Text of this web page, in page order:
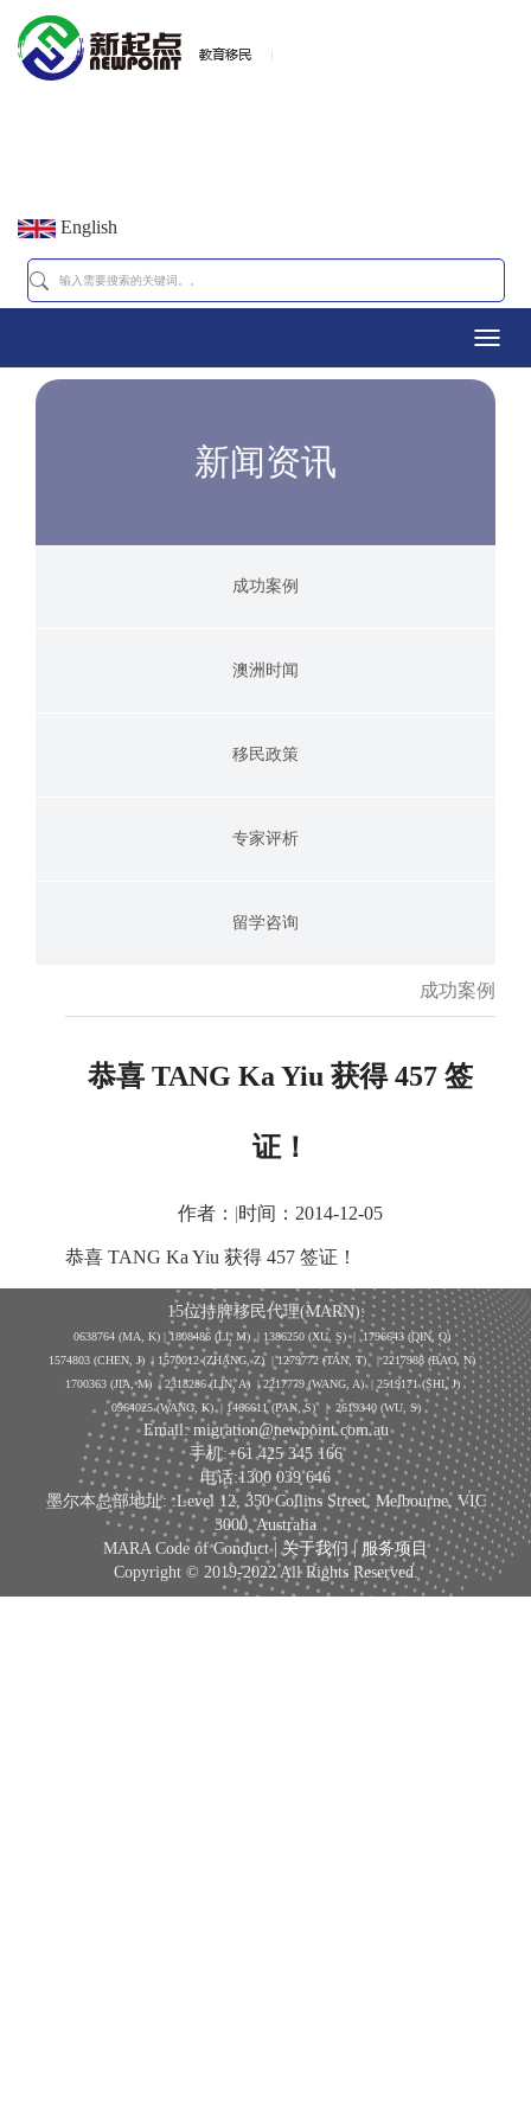
English
新闻资讯
成功案例
澳洲时闻
移民政策
专家评析
留学咨询
成功案例
恭喜 TANG Ka Yiu 获得 457 签
证！
作者： |时间：2014-12-05
恭喜 TANG Ka Yiu 获得 457 签证！
15位持牌移民代理(MARN):
0638764 (MA, K) |1808486 (LI, M) | 1386250 (XU, S)| 1796643 (QIN, Q)
1574803 (CHEN, J) | 1570012 (ZHANG, Z) | 1279772 (TAN, T) | 2217988 (BAO, N)
1700363 (JIA, M) | 2318286 (LIN, A) | 2217779 (WANG, A) | 2519171 (SHI, J)
0964025 (WANG, K) | 1466611 (PAN, S)| 2619340 (WU, S)
Email: migration@newpoint.com.au
手机:+61 425 345 166
电话:1300 039 646
墨尔本总部地址: :Level 12, 350 Collins Street, Melbourne, VIC
3000, Australia
MARA Code of Conduct |关于我们 | 服务项目
Copyright © 2019-2022 All Rights Reserved.